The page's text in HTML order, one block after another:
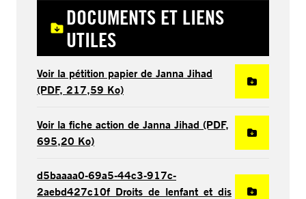
DOCUMENTS ET LIENS
UTILES
Voir la pétition papier de Janna Jihad
(PDF, 217,59 Ko)
Voir la fiche action de Janna Jihad (PDF,
695,20 Ko)
d5baaaa0-69a5-44c3-917c-
2aebd427c10f_Droits_de_lenfant_et_dis